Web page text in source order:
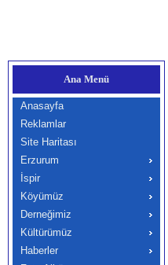
Ana Menü
Anasayfa
Reklamlar
Site Haritası
Erzurum
İspir
Köyümüz
Derneğimiz
Kültürümüz
Haberler